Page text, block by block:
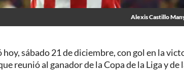
Alexis Castillo
sábado 21 de diciembre, con gol en la
reunió al ganador de la Copa de la Liga y